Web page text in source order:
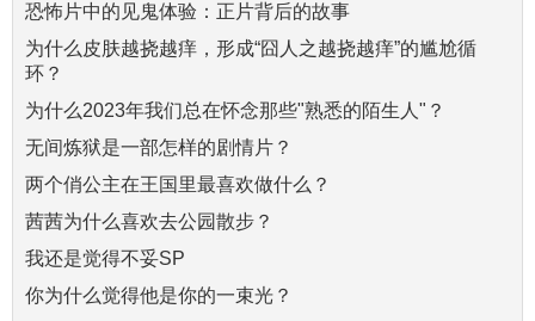
恐怖片中的见鬼体验：正片背后的故事
为什么皮肤越挠越痒，形成“囧人之越挠越痒”的尴尬循
环？
为什么2023年我们总在怀念那些"熟悉的陌生人"？
无间炼狱是一部怎样的剧情片？
两个俏公主在王国里最喜欢做什么？
茜茜为什么喜欢去公园散步？
我还是觉得不妥SP
你为什么觉得他是你的一束光？